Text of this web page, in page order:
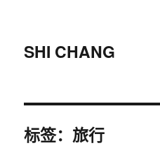
SHI CHANG
标签：旅行